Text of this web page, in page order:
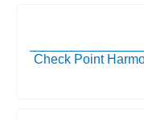
Check Point